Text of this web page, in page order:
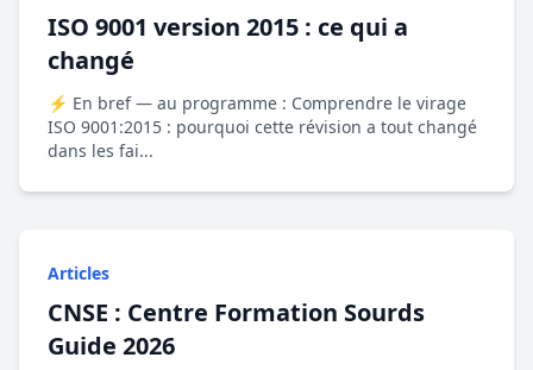
ISO 9001 version 2015 : ce qui a
changé
⚡ En bref — au programme : Comprendre le virage
ISO 9001:2015 : pourquoi cette révision a tout changé
dans les fai...
Articles
CNSE : Centre Formation Sourds
Guide 2026